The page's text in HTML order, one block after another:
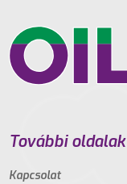
További oldalak
Kapcsolat